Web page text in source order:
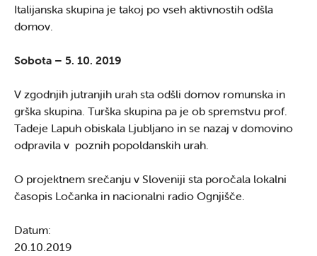
Italijanska skupina je takoj po vseh aktivnostih odšla
domov.
Sobota – 5. 10. 2019
V zgodnjih jutranjih urah sta odšli domov romunska in
grška skupina. Turška skupina pa je ob spremstvu prof.
Tadeje Lapuh obiskala Ljubljano in se nazaj v domovino
odpravila v poznih popoldanskih urah.
O projektnem srečanju v Sloveniji sta poročala lokalni
časopis Ločanka in nacionalni radio Ognjišče.
Datum:
20.10.2019